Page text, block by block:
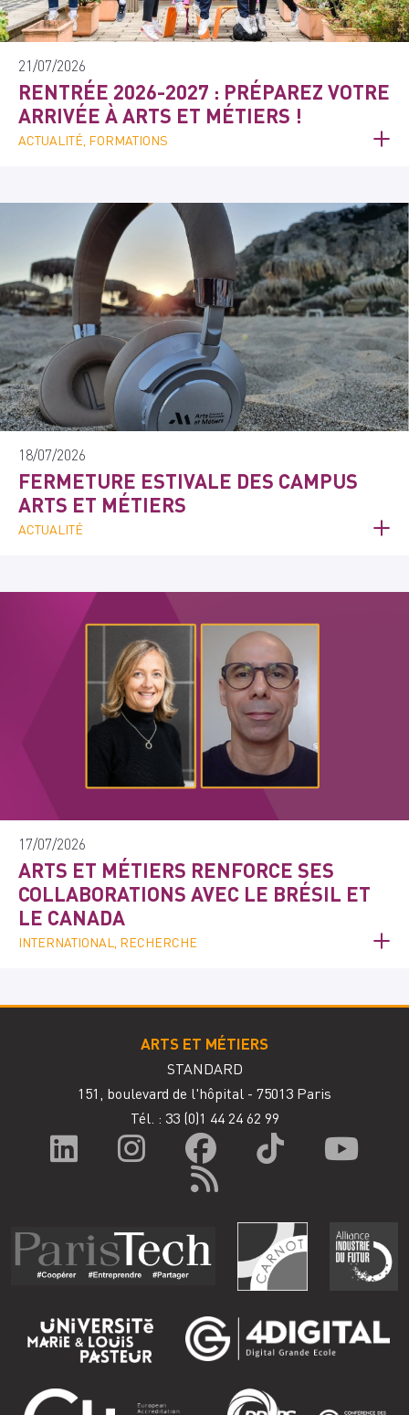
21/07/2026
RENTRÉE 2026-2027 : PRÉPAREZ VOTRE
ARRIVÉE À ARTS ET MÉTIERS !
ACTUALITÉ, FORMATIONS
18/07/2026
FERMETURE ESTIVALE DES CAMPUS
ARTS ET MÉTIERS
ACTUALITÉ
17/07/2026
ARTS ET MÉTIERS RENFORCE SES
COLLABORATIONS AVEC LE BRÉSIL ET
LE CANADA
INTERNATIONAL, RECHERCHE
ARTS ET MÉTIERS
STANDARD
151, boulevard de l'hôpital - 75013 Paris
Tél. : 33 (0)1 44 24 62 99